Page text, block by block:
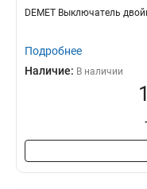
DEMET Выключатель
Подробнее
Наличие: В наличии